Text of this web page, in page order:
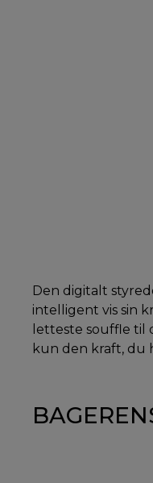
Den digitalt
intelligent vis sin
letteste souffle
kun den kraft, du